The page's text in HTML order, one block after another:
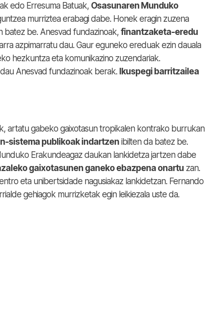
edo Erresuma Batuak, Osasunaren Munduko
murriztea erabagi dabe. Honek eragin zuzena
batez be. Anesvad fundazinoak, finantzaketa-eredu
azpimarratu dau. Gaur eguneko ereduak ezin dauala
hezkuntza eta komunikazino zuzendariak.
Anesvad fundazinoak berak. Ikuspegi barritzailea
artatu gabeko gaixotasun tropikalen kontrako burrukan
sistema publikoak indartzen ibilten da batez be.
Erakundeagaz daukan lankidetza jartzen dabe
gaixotasunen ganeko ebazpena onartu zan.
eta unibertsidade nagusiakaz lankidetzan. Fernando
gehiagok murrizketak egin leikiezala uste da.